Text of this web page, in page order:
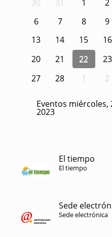
30 31 1 2
6
7 8 9
13
14 15 16
20
21 22 23
27
28 1 2
Eventos
2023
El tiempo
El tiempo
Sede
Sede electrónica